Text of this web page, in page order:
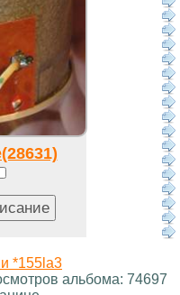
*155la3
альбома: 74697